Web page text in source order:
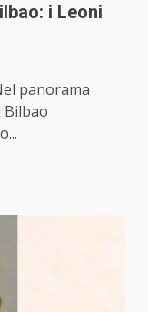
i Leoni
panorama
Bilbao